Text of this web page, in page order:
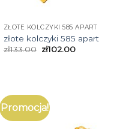
ZŁOTE KOLCZYKI 585 APART
złote kolczyki 585 apart
zł133.00 zł102.00
Promocja!